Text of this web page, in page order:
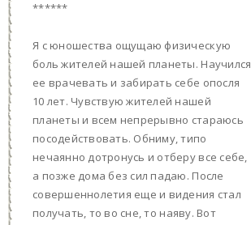
******
Я с юношества ощущаю физическую
боль жителей нашей планеты. Научился
ее врачевать и забирать себе опосля
10 лет. Чувствую жителей нашей
планеты и всем непрерывно стараюсь
посодействовать. Обниму, типо
нечаянно дотронусь и отберу все себе,
а позже дома без сил падаю. После
совершеннолетия еще и видения стал
получать, то во сне, то наяву. Вот